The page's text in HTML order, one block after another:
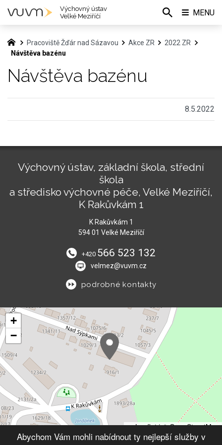
Pracoviště Žďár nad Sázavou Akce ZR
2022 ZR
Návštěva bazénu
Návštěva bazénu
8.5.2022
Výchovný ústav, základní škola, střední
škola
a středisko výchovné péče, Velké Meziříčí,
K Rakůvkám 1
K Rakůvkám 1
594 01 Velké Meziříčí
+420 566 523 132
velmez@vuvm.cz
podrobné kontakty
+
−
Leaflet | © OpenStreetMap
Výchovný ústav
Velké Meziříčí
MENU
Abychom Vám mohli nabídnout ty nejlepší služby v